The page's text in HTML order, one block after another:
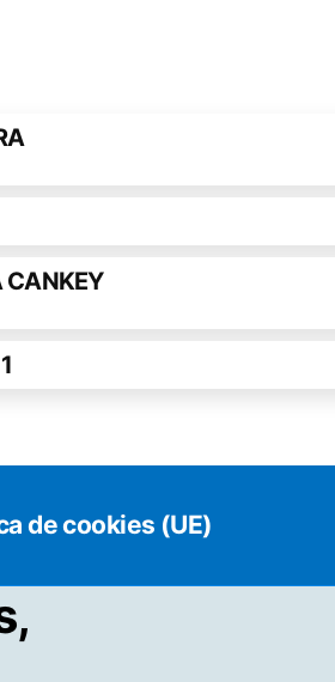
CANKEY
de cookies (UE)